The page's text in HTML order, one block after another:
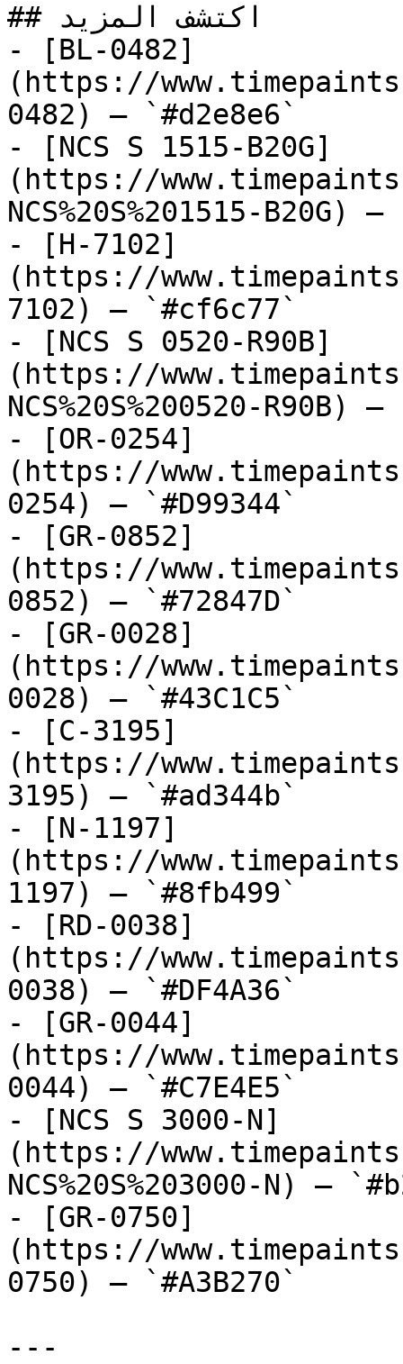
## اكتشف المزيد
- [BL-0482]
(https://
0482) — `#d2e8e6`
- [NCS S 1515-B20G]
(https://
NCS%20S%201515-B20G)
- [H-7102]
(https://
7102) — `#cf6c77`
- [NCS S 0520-R90B]
(https://
NCS%20S%200520-R90B)
- [OR-0254]
(https://
0254) — `#D99344`
- [GR-0852]
(https://
0852) — `#72847D`
- [GR-0028]
(https://
0028) — `#43C1C5`
- [C-3195]
(https://
3195) — `#ad344b`
- [N-1197]
(https://
1197) — `#8fb499`
- [RD-0038]
(https://
0038) — `#DF4A36`
- [GR-0044]
(https://
0044) — `#C7E4E5`
- [NCS S 3000-N]
(https://
NCS%20S%203000-N) —
- [GR-0750]
(https://
0750) — `#A3B270`
---